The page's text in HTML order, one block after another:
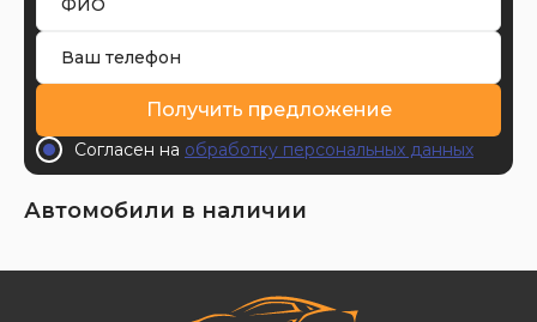
Получить предложение
Согласен на обработку персональных данных
Автомобили в наличии